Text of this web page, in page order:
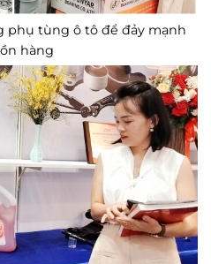
phụ tùng ô tô để đảy mạnh
hàng